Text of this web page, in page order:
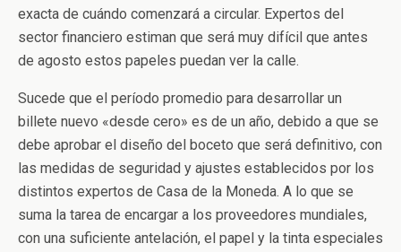
exacta de cuándo comenzará a circular. Expertos del
sector financiero estiman que será muy difícil que antes
de agosto estos papeles puedan ver la calle.
Sucede que el período promedio para desarrollar un
billete nuevo «desde cero» es de un año, debido a que se
debe aprobar el diseño del boceto que será definitivo, con
las medidas de seguridad y ajustes establecidos por los
distintos expertos de Casa de la Moneda. A lo que se
suma la tarea de encargar a los proveedores mundiales,
con una suficiente antelación, el papel y la tinta especiales